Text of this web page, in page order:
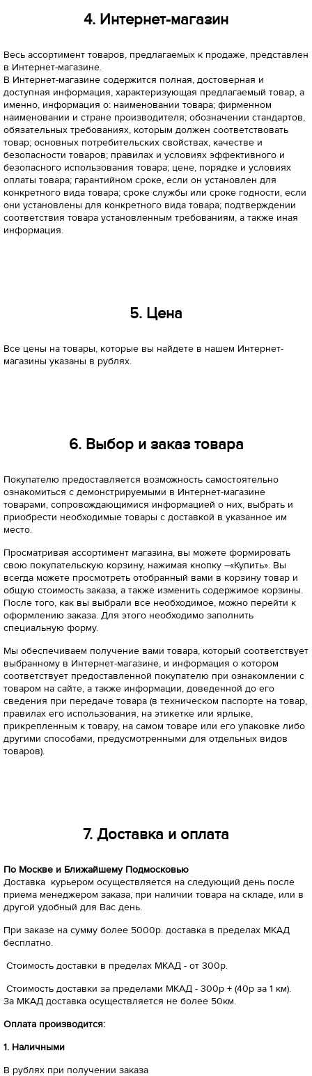
4. Интернет-магазин
Весь ассортимент товаров, предлагаемых к продаже, представлен
в Интернет-магазине.
В Интернет-магазине содержится полная, достоверная и
доступная информация, характеризующая предлагаемый товар, а
именно, информация о: наименовании товара; фирменном
наименовании и стране производителя; обозначении стандартов,
обязательных требованиях, которым должен соответствовать
товар; основных потребительских свойствах, качестве и
безопасности товаров; правилах и условиях эффективного и
безопасного использования товара; цене, порядке и условиях
оплаты товара; гарантийном сроке, если он установлен для
конкретного вида товара; сроке службы или сроке годности, если
они установлены для конкретного вида товара; подтверждении
соответствия товара установленным требованиям, а также иная
информация.
5. Цена
Все цены на товары, которые вы найдете в нашем Интернет-
магазины указаны в рублях.
6. Выбор и заказ товара
Покупателю предоставляется возможность самостоятельно
ознакомиться с демонстрируемыми в Интернет-магазине
товарами, сопровождающимися информацией о них, выбрать и
приобрести необходимые товары с доставкой в указанное им
место.
Просматривая ассортимент магазина, вы можете формировать
свою покупательскую корзину, нажимая кнопку –«Купить». Вы
всегда можете просмотреть отобранный вами в корзину товар и
общую стоимость заказа, а также изменить содержимое корзины.
После того, как вы выбрали все необходимое, можно перейти к
оформлению заказа. Для этого необходимо заполнить
специальную форму.
Мы обеспечиваем получение вами товара, который соответствует
выбранному в Интернет-магазине, и информация о котором
соответствует предоставленной покупателю при ознакомлении с
товаром на сайте, а также информации, доведенной до его
сведения при передаче товара (в техническом паспорте на товар,
правилах его использования, на этикетке или ярлыке,
прикрепленным к товару, на самом товаре или его упаковке либо
другими способами, предусмотренными для отдельных видов
товаров).
7. Доставка и оплата
По Москве и Ближайшему Подмосковью
Доставка курьером осуществляется на следующий день после
приема менеджером заказа, при наличии товара на складе, или в
другой удобный для Вас день.
При заказе на сумму более 5000р. доставка в пределах МКАД
бесплатно.
Стоимость доставки в пределах МКАД - от 300р.
Стоимость доставки за пределами МКАД - 300р + (40р за 1 км).
За МКАД доставка осуществляется не более 50км.
Оплата производится:
1. Наличными
В рублях при получении заказа